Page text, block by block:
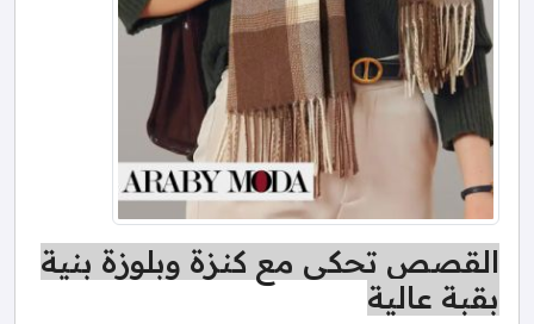
القصص تحكى مع كنزة وبلوزة بنية
بقبة عالية